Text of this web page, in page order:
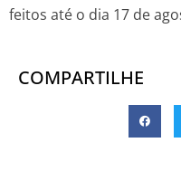
feitos até o dia 17 de
COMPARTILHE